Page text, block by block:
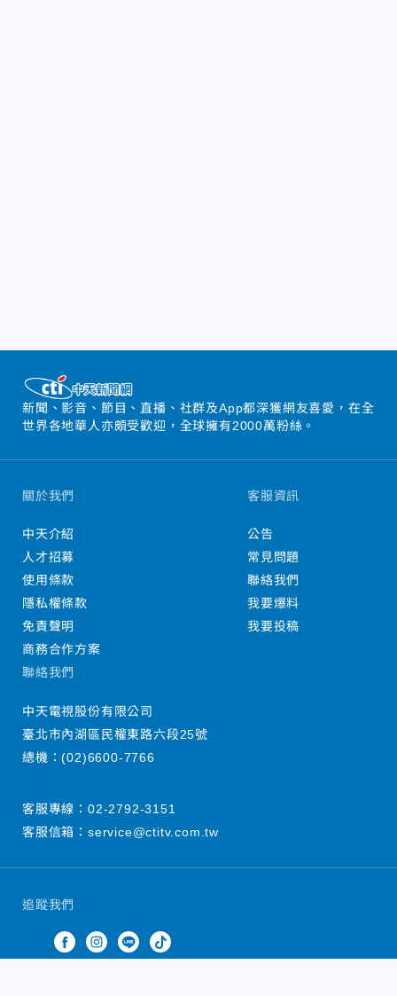
新聞、影音、節目、直播、社群及App都深獲網友喜愛，在全
世界各地華人亦頗受歡迎，全球擁有2000萬粉絲。
追蹤我們
關於我們
中天介紹
人才招募
使用條款
隱私權條款
免責聲明
商務合作方案
客服資訊
公告
常見問題
聯絡我們
我要爆料
我要投稿
聯絡我們
中天電視股份有限公司
臺北市內湖區民權東路六段25號
總機：(02)6600-7766
客服專線： 02-2792-3151
客服信箱： service@ctitv.com.tw